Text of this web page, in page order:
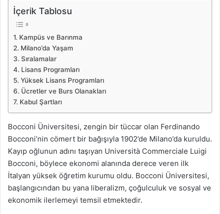
İçerik Tablosu
Kampüs ve Barınma
Milano’da Yaşam
Sıralamalar
Lisans Programları
Yüksek Lisans Programları
Ücretler ve Burs Olanakları
Kabul Şartları
Bocconi Üniversitesi, zengin bir tüccar olan Ferdinando
Bocconi’nin cömert bir bağışıyla 1902’de Milano’da kuruldu.
Kayıp oğlunun adını taşıyan Università Commerciale Luigi
Bocconi, böylece ekonomi alanında derece veren ilk
İtalyan yüksek öğretim kurumu oldu. Bocconi Üniversitesi,
başlangıcından bu yana liberalizm, çoğulculuk ve sosyal ve
ekonomik ilerlemeyi temsil etmektedir.